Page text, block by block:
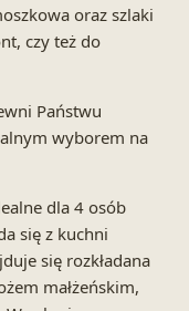
oraz szlaki
czy też do
Państwu
wyborem na
dla 4 osób
się z kuchni
się rozkładana
małżeńskim,